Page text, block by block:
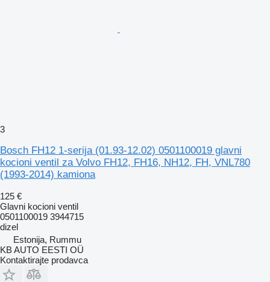
3
Bosch FH12 1-serija (01.93-12.02) 0501100019 glavni
kocioni ventil za Volvo FH12, FH16, NH12, FH, VNL780
(1993-2014) kamiona
125 €
Glavni kocioni ventil
0501100019 3944715
dizel
Estonija, Rummu
KB AUTO EESTI OÜ
Kontaktirajte prodavca